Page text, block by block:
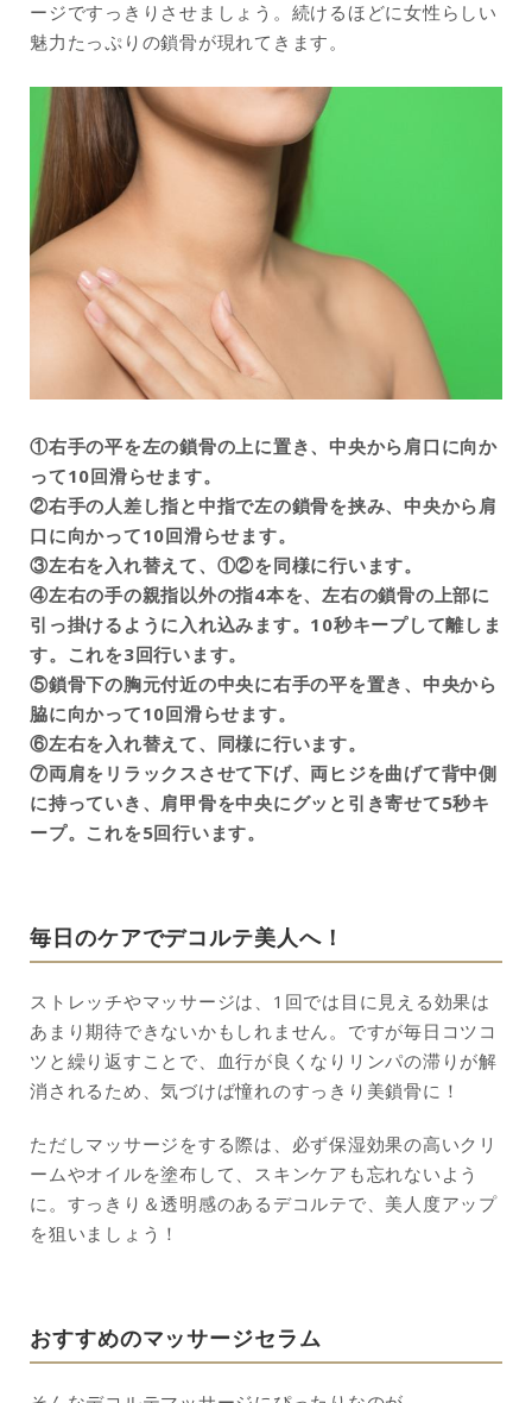
ージですっきりさせましょう。続けるほどに女性らしい
魅力たっぷりの鎖骨が現れてきます。
①右手の平を左の鎖骨の上に置き、中央から肩口に向か
って10回滑らせます。
②右手の人差し指と中指で左の鎖骨を挟み、中央から肩
口に向かって10回滑らせます。
③左右を入れ替えて、①②を同様に行います。
④左右の手の親指以外の指4本を、左右の鎖骨の上部に
引っ掛けるように入れ込みます。10秒キープして離しま
す。これを3回行います。
⑤鎖骨下の胸元付近の中央に右手の平を置き、中央から
脇に向かって10回滑らせます。
⑥左右を入れ替えて、同様に行います。
⑦両肩をリラックスさせて下げ、両ヒジを曲げて背中側
に持っていき、肩甲骨を中央にグッと引き寄せて5秒キ
ープ。これを5回行います。
毎日のケアでデコルテ美人へ！
ストレッチやマッサージは、1回では目に見える効果は
あまり期待できないかもしれません。ですが毎日コツコ
ツと繰り返すことで、血行が良くなりリンパの滞りが解
消されるため、気づけば憧れのすっきり美鎖骨に！
ただしマッサージをする際は、必ず保湿効果の高いクリ
ームやオイルを塗布して、スキンケアも忘れないよう
に。すっきり＆透明感のあるデコルテで、美人度アップ
を狙いましょう！
おすすめのマッサージセラム